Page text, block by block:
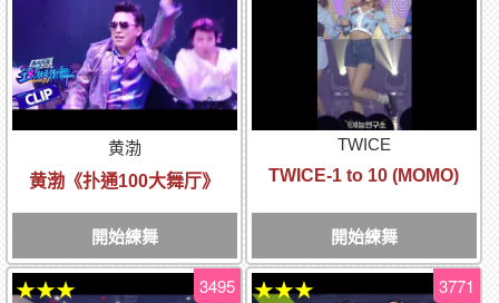
黄渤
黄渤《扑通100大舞厅》
開始練舞
TWICE
TWICE-1 to 10 (MOMO)
開始練舞
3495
★★★ 3771
★★★